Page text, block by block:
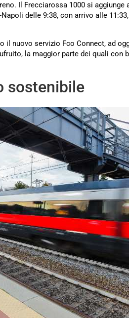
Il Frecciarossa 1000 si aggiunge
delle 9:38, con arrivo alle
il nuovo servizio Fco Connect, ad
la maggior parte dei quali con
sostenibile